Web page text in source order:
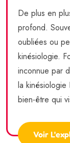
De plus en
profond.
oubliées ou
kinésiologie.
inconnue par
la
bien-être qui
Voir